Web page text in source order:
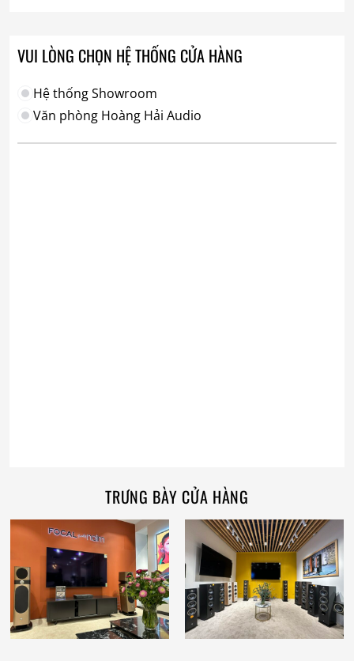
VUI LÒNG CHỌN HỆ THỐNG CỬA HÀNG
Hệ thống Showroom
Văn phòng Hoàng Hải Audio
TRƯNG BÀY CỬA HÀNG